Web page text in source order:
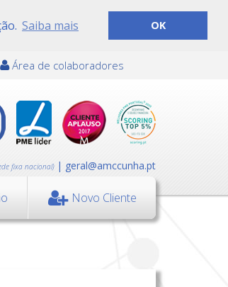
Saiba mais OK
Área de colaboradores
fixa nacional) | geral@amccunha.pt
Novo Cliente